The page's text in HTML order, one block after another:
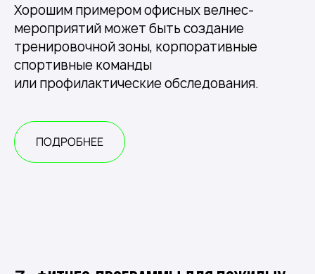
Хорошим примером офисных велнес-
мероприятий может быть создание
тренировочной зоны, корпоративные
спортивные команды
или профилактические обследования.
ПОДРОБНЕЕ